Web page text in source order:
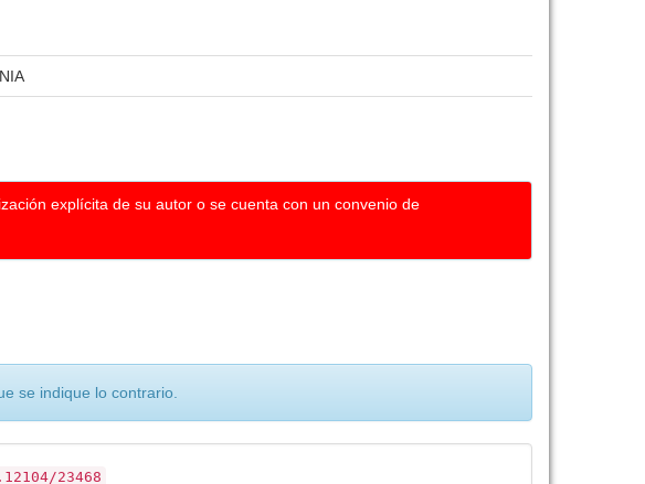
explícita de su autor o se cuenta con un convenio de
se indique lo contrario.
23468